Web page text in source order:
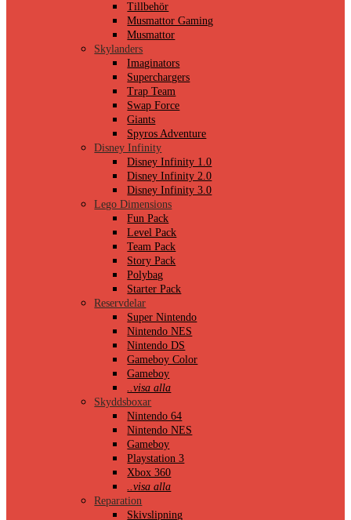
Tillbehör
Musmattor Gaming
Musmattor
Skylanders
Imaginators
Superchargers
Trap Team
Swap Force
Giants
Spyros Adventure
Disney Infinity
Disney Infinity 1.0
Disney Infinity 2.0
Disney Infinity 3.0
Lego Dimensions
Fun Pack
Level Pack
Team Pack
Story Pack
Polybag
Starter Pack
Reservdelar
Super Nintendo
Nintendo NES
Nintendo DS
Gameboy Color
Gameboy
..visa alla
Skyddsboxar
Nintendo 64
Nintendo NES
Gameboy
Playstation 3
Xbox 360
..visa alla
Reparation
Skivslipning